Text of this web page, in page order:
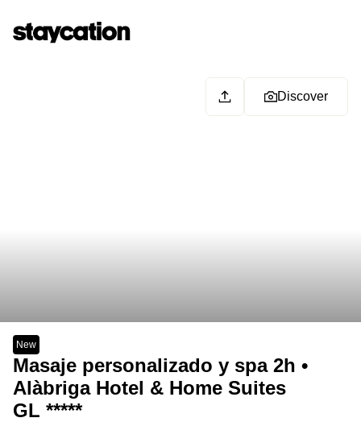
Discover
New
Masaje personalizado y spa 2h •
Alàbriga Hotel & Home Suites
GL *****